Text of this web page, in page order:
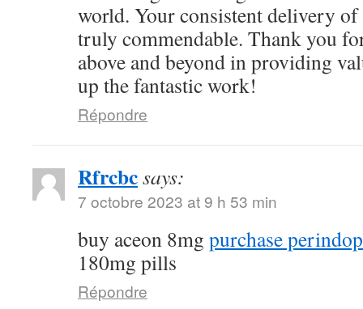
world. Your consistent delivery
truly commendable. Thank you
above and beyond in providing
up the fantastic work!
Répondre
Rfrcbcsays:
7 octobre 2023 at 9 h 53 min
buy aceon 8mg purchase
180mg pills
Répondre